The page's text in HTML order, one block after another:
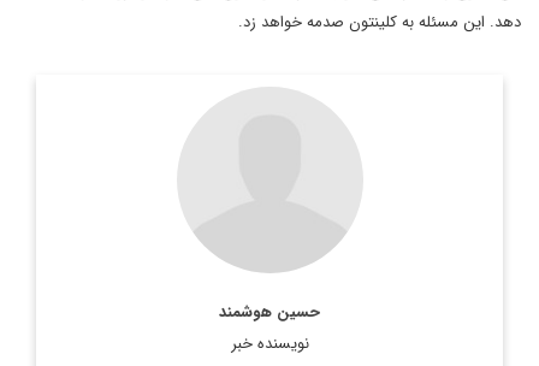
دهد. این مسئله به کلینتون صدمه خواهد زد.
حسین هوشمند
نویسنده خبر
عضو هيئت تحريريه ديپلماسي ايراني
hossein. houshmand@gmail.com
اطلاعات بیشتر